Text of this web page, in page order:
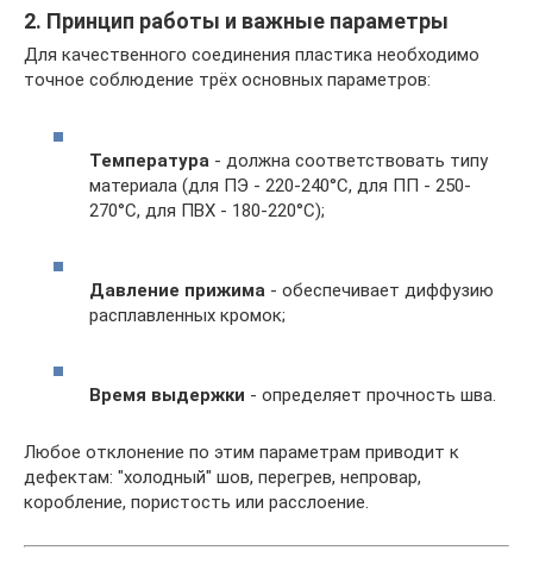
2. Принцип работы и важные параметры
Для качественного соединения пластика необходимо
точное соблюдение трёх основных параметров:
Температура - должна соответствовать типу
материала (для ПЭ - 220-240°C, для ПП - 250-
270°C, для ПВХ - 180-220°C);
Давление прижима - обеспечивает диффузию
расплавленных кромок;
Время выдержки - определяет прочность шва.
Любое отклонение по этим параметрам приводит к
дефектам: "холодный" шов, перегрев, непровар,
коробление, пористость или расслоение.